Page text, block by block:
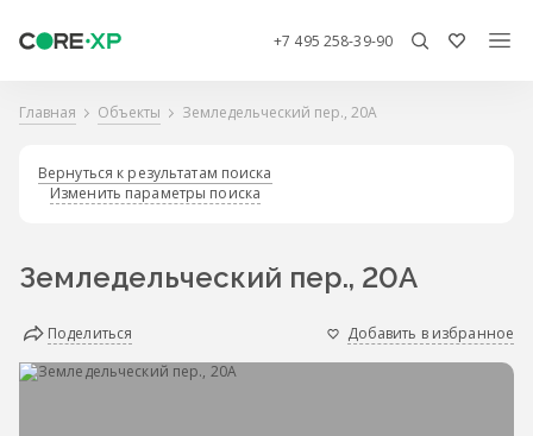
+7 495 258-39-90
Главная Объекты Земледельческий пер., 20А
Вернуться к результатам поиска
Изменить параметры поиска
Земледельческий пер., 20А
Поделиться Добавить в избранное